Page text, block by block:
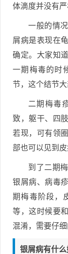
体滴度并没有
一般的情
屑病是表现在
确定。大家知
一期梅毒的时
节，这个结节
二期梅毒
致，躯干、四
若现，可有领
部也可以见到皮
到了二期
银屑病、病毒
期梅毒阶段，
等，这时候要
混淆，需要仔细
银屑病有什